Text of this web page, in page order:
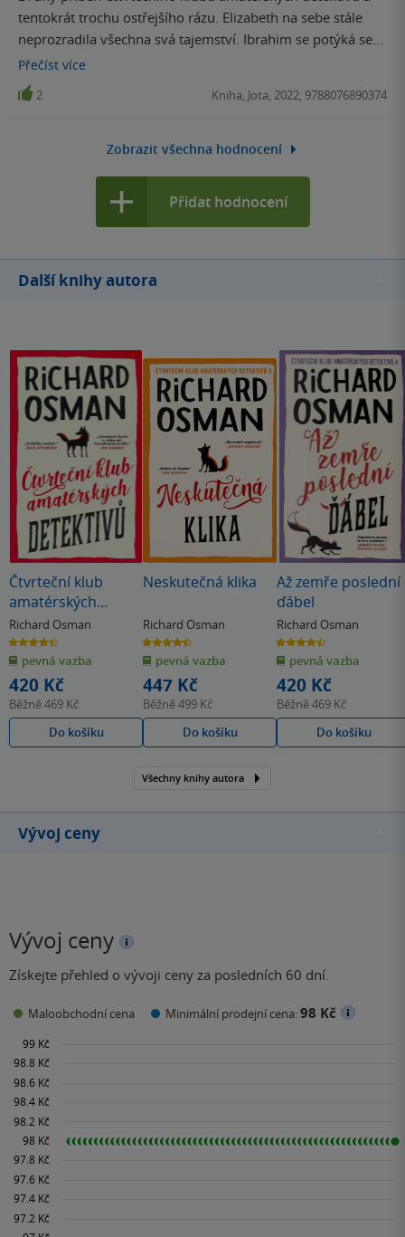
tentokrát trochu ostřejšího rázu. Elizabeth na sebe stále
neprozradila všechna svá tajemství. Ibrahim se potýká se
svými úzkostmi, Ron je pořád ten správný Ron a Joyce mají
stále všichni rádi a umí nás překvapit.
Přečíst více
2 Kniha, Jota, 2022, 9788076890374
Zobrazit všechna hodnocení
Přidat hodnocení
Další knihy autora
Čtvrteční klub
amatérských
detektivů
Richard Osman
4.4
z
5
hvězdiček
pevná vazba
420 Kč
Běžně469 Kč
Do košíku
Neskutečná klika
Richard Osman
4.5
z
5
hvězdiček
pevná vazba
447 Kč
Běžně499 Kč
Do košíku
Až zemře poslední
ďábel
Richard Osman
4.4
z
5
hvězdiček
pevná vazba
420 Kč
Běžně469 Kč
Do košíku
Všechny knihy autora
Vývoj ceny
Vývoj ceny
Získejte přehled o vývoji ceny za posledních 60 dní.
Maloobchodní cena Minimální prodejní cena:98 Kč